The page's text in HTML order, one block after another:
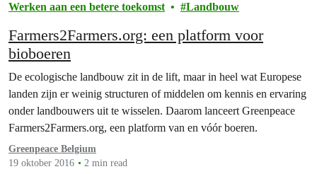
Werken aan een betere toekomst Landbouw
Farmers2Farmers.org: een platform voor
bioboeren
De ecologische landbouw zit in de lift, maar in heel wat Europese
landen zijn er weinig structuren of middelen om kennis en ervaring
onder landbouwers uit te wisselen. Daarom lanceert Greenpeace
Farmers2Farmers.org, een platform van en vóór boeren.
Greenpeace Belgium
19 oktober 2016
2 min read